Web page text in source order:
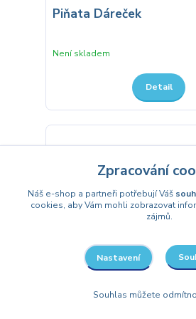
Piňata Dáreček
Není skladem
Detail
Zpracování
Náš e-shop a partneři potřebují Váš
cookies, aby Vám mohli zobrazovat
zájmů.
Nastavení
Souhlas můžete